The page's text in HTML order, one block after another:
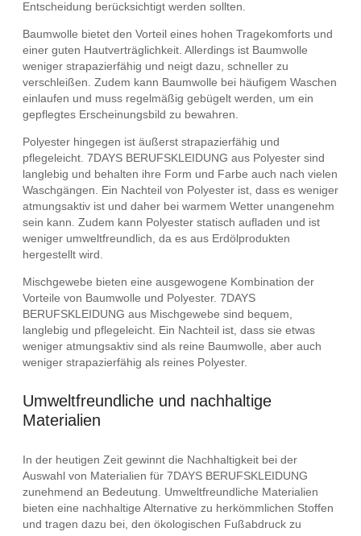
Entscheidung berücksichtigt werden sollten.
Baumwolle bietet den Vorteil eines hohen Tragekomforts und
einer guten Hautverträglichkeit. Allerdings ist Baumwolle
weniger strapazierfähig und neigt dazu, schneller zu
verschleißen. Zudem kann Baumwolle bei häufigem Waschen
einlaufen und muss regelmäßig gebügelt werden, um ein
gepflegtes Erscheinungsbild zu bewahren.
Polyester hingegen ist äußerst strapazierfähig und
pflegeleicht. 7DAYS BERUFSKLEIDUNG aus Polyester sind
langlebig und behalten ihre Form und Farbe auch nach vielen
Waschgängen. Ein Nachteil von Polyester ist, dass es weniger
atmungsaktiv ist und daher bei warmem Wetter unangenehm
sein kann. Zudem kann Polyester statisch aufladen und ist
weniger umweltfreundlich, da es aus Erdölprodukten
hergestellt wird.
Mischgewebe bieten eine ausgewogene Kombination der
Vorteile von Baumwolle und Polyester. 7DAYS
BERUFSKLEIDUNG aus Mischgewebe sind bequem,
langlebig und pflegeleicht. Ein Nachteil ist, dass sie etwas
weniger atmungsaktiv sind als reine Baumwolle, aber auch
weniger strapazierfähig als reines Polyester.
Umweltfreundliche und nachhaltige
Materialien
In der heutigen Zeit gewinnt die Nachhaltigkeit bei der
Auswahl von Materialien für 7DAYS BERUFSKLEIDUNG
zunehmend an Bedeutung. Umweltfreundliche Materialien
bieten eine nachhaltige Alternative zu herkömmlichen Stoffen
und tragen dazu bei, den ökologischen Fußabdruck zu